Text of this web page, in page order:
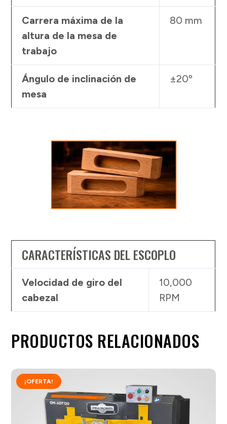
Carrera máxima de la
altura de la mesa de
trabajo
80 mm
Ángulo de inclinación de
mesa
±20º
CARACTERÍSTICAS DEL ESCOPLO
Velocidad de giro del
cabezal
10,000
RPM
PRODUCTOS RELACIONADOS
¡OFERTA!